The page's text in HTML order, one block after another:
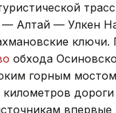
— Алтай — Улкен
ключи.
обхода
горным мостом
километров
впервые